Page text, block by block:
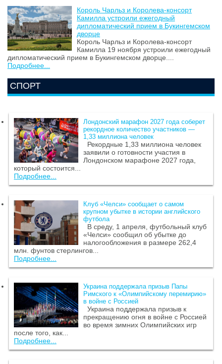
Король Чарльз и Королева-консорт
Камилла устроили ежегодный
дипломатический прием в Букингемском
дворце
Король Чарльз и Королева-консорт
Камилла 19 ноября устроили ежегодный
дипломатический прием в Букингемском дворце....
Подробнее...
СПОРТ
Лондонский марафон 2027 года соберет
рекордное количество участников —
1,33 миллиона человек
Рекордные 1,33 миллиона человек
заявили о готовности участия в
Лондонском марафоне 2027 года,
который состоится...
Подробнее...
Клуб «Челси» сообщает о самом
крупном убытке в истории английского
футбола
В среду, 1 апреля, футбольный клуб
«Челси» сообщил об убытке до
налогообложения в размере 262,4
млн. фунтов стерлингов...
Подробнее...
Украина поддержала призыв Папы
Римского к «Олимпийскому перемирию»
в войне с Россией
Украина поддержала призыв к
прекращению огня в войне с Россией
во время зимних Олимпийских игр
после того, как...
Подробнее...